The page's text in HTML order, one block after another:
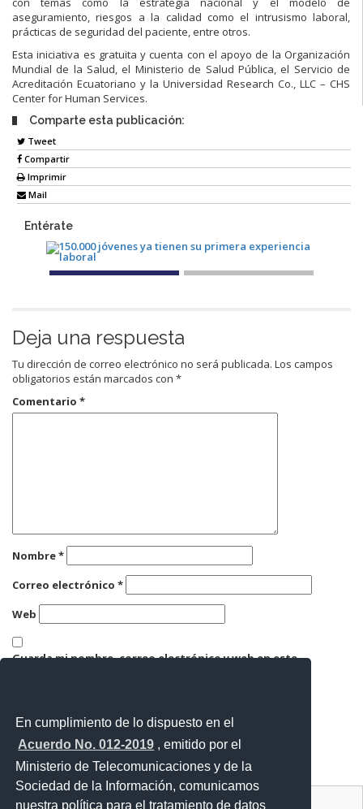
En cumplimiento de lo dispuesto en el
Acuerdo No. 012-2019 , emitido por el
Ministerio de Telecomunicaciones y de la
Sociedad de la Información, comunicamos
nuestra política para el tratamiento de datos
aseguramiento, riesgos a la calidad como el intrusismo laboral,
prácticas de seguridad del paciente, entre otros.
Esta iniciativa es gratuita y cuenta con el apoyo de la Organización
Mundial de la Salud, el Ministerio de Salud Pública, el Servicio de
Acreditación Ecuatoriano y la Universidad Research Co., LLC – CHS
Center for Human Services.
Comparte esta publicación:
Tweet
Compartir
Imprimir
Mail
Entérate
Deja una respuesta
Tu dirección de correo electrónico no será publicada. Los campos
obligatorios están marcados con *
Comentario *
Nombre*
Correo electrónico *
Web
Guarda mi nombre, correo electrónico y web en este
Contacto Ciudadano Digital